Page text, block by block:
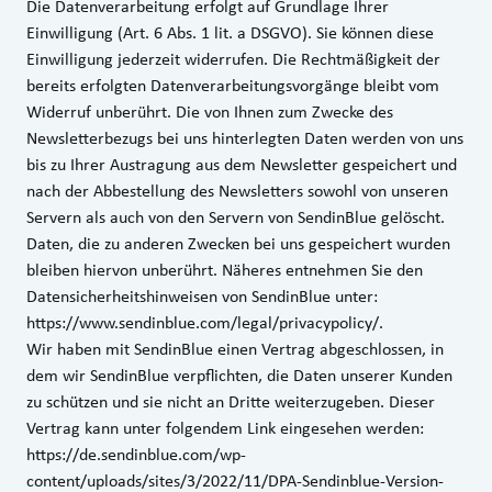
Die Datenverarbeitung erfolgt auf Grundlage Ihrer
Einwilligung (Art. 6 Abs. 1 lit. a DSGVO). Sie können diese
Einwilligung jederzeit widerrufen. Die Rechtmäßigkeit der
bereits erfolgten Datenverarbeitungsvorgänge bleibt vom
Widerruf unberührt. Die von Ihnen zum Zwecke des
Newsletterbezugs bei uns hinterlegten Daten werden von uns
bis zu Ihrer Austragung aus dem Newsletter gespeichert und
nach der Abbestellung des Newsletters sowohl von unseren
Servern als auch von den Servern von SendinBlue gelöscht.
Daten, die zu anderen Zwecken bei uns gespeichert wurden
bleiben hiervon unberührt. Näheres entnehmen Sie den
Datensicherheitshinweisen von SendinBlue unter:
https://www.sendinblue.com/legal/privacypolicy/.
Wir haben mit SendinBlue einen Vertrag abgeschlossen, in
dem wir SendinBlue verpflichten, die Daten unserer Kunden
zu schützen und sie nicht an Dritte weiterzugeben. Dieser
Vertrag kann unter folgendem Link eingesehen werden:
https://de.sendinblue.com/wp-
content/uploads/sites/3/2022/11/DPA-Sendinblue-Version-